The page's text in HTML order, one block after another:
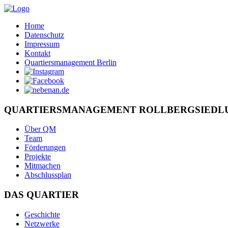
Home
Datenschutz
Impressum
Kontakt
Quartiersmanagement Berlin
QUARTIERSMANAGEMENT
Über QM
Team
Förderungen
Projekte
Mitmachen
Abschlussplan
DAS QUARTIER
Geschichte
Netzwerke